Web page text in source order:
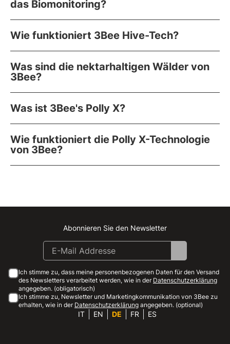
das Biomonitoring?
Wie funktioniert 3Bee Hive-Tech?
Was sind die nektarhaltigen Wälder von
3Bee?
Was ist 3Bee's Polly X?
Wie funktioniert die Polly X-Technologie
von 3Bee?
Instagram
Facebook
Linkedin
Youtube
Abonnieren Sie den Newsletter
Ich stimme zu, dass meine personenbezogenen Daten für den Versand
des Newsletters verarbeitet werden, wie in der Datenschutzerklärung
angegeben. (obligatorisch)
Ich stimme zu, Newsletter und Marketingkommunikation von 3Bee zu
erhalten, wie in der Datenschutzerklärung angegeben. (optional)
IT EN DE FR ES